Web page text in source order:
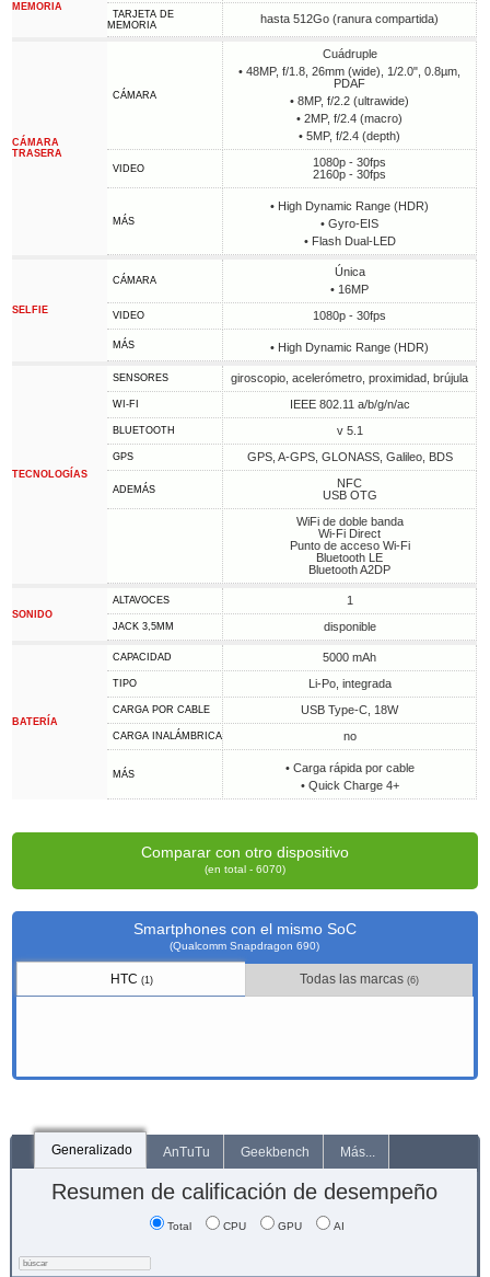
MEMORIA
TARJETA DE
MEMORIA
hasta 512Go (ranura compartida)
CÁMARA
TRASERA
CÁMARA
Cuádruple
• 48MP, f/1.8, 26mm (wide), 1/2.0", 0.8µm,
PDAF
• 8MP, f/2.2 (ultrawide)
• 2MP, f/2.4 (macro)
• 5MP, f/2.4 (depth)
VIDEO
1080p - 30fps
2160p - 30fps
MÁS
• High Dynamic Range (HDR)
• Gyro-EIS
• Flash Dual-LED
SELFIE
CÁMARA
Única
• 16MP
VIDEO 1080p - 30fps
MÁS • High Dynamic Range (HDR)
TECNOLOGÍAS
SENSORES giroscopio, acelerómetro, proximidad, brújula
WI-FI IEEE 802.11 a/b/g/n/ac
BLUETOOTH v 5.1
GPS GPS, A-GPS, GLONASS, Galileo, BDS
ADEMÁS
NFC
USB OTG
WiFi de doble banda
Wi-Fi Direct
Punto de acceso Wi-Fi
Bluetooth LE
Bluetooth A2DP
SONIDO
ALTAVOCES 1
JACK 3,5MM disponible
BATERÍA
CAPACIDAD 5000 mAh
TIPO Li-Po, integrada
CARGA POR CABLE USB Type-C, 18W
CARGA INALÁMBRICA no
MÁS
• Carga rápida por cable
• Quick Charge 4+
Comparar con otro dispositivo
(en total - 6070)
Smartphones con el mismo SoC
(Qualcomm Snapdragon 690)
HTC (1) Todas las marcas(6)
Generalizado AnTuTu Geekbench Más...
Resumen de calificación de desempeño
Total CPU GPU AI